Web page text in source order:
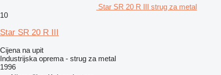
Star SR 20 R III strug za metal
10
Star SR 20 R III
Cijena na upit
Industrijska oprema - strug za metal
1996